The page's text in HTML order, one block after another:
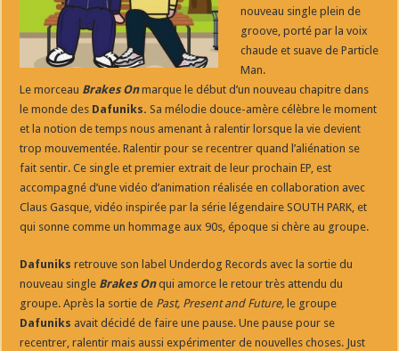
nouveau single plein de
groove, porté par la voix
chaude et suave de Particle
Man.
Le morceau Brakes Onmarque le début d’un nouveau chapitre dans
le monde des Dafuniks. Sa mélodie douce-amère célèbre le moment
et la notion de temps nous amenant à ralentir lorsque la vie devient
trop mouvementée. Ralentir pour se recentrer quand l’aliénation se
fait sentir. Ce single et premier extrait de leur prochain EP, est
accompagné d’une vidéo d’animation réalisée en collaboration avec
Claus Gasque, vidéo inspirée par la série légendaire SOUTH PARK, et
qui sonne comme un hommage aux 90s, époque si chère au groupe.
Dafuniks retrouve son label Underdog Records avec la sortie du
nouveau single Brakes Onqui amorce le retour très attendu du
groupe. Après la sortie de Past, Present and Future, le groupe
Dafuniks avait décidé de faire une pause. Une pause pour se
recentrer, ralentir mais aussi expérimenter de nouvelles choses. Just